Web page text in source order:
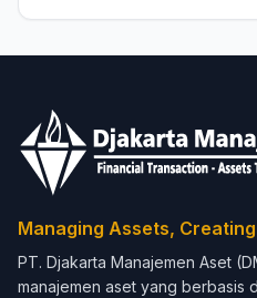
Managing Assets,
PT. Djakarta Manajemen Aset
manajemen aset yang berbasis